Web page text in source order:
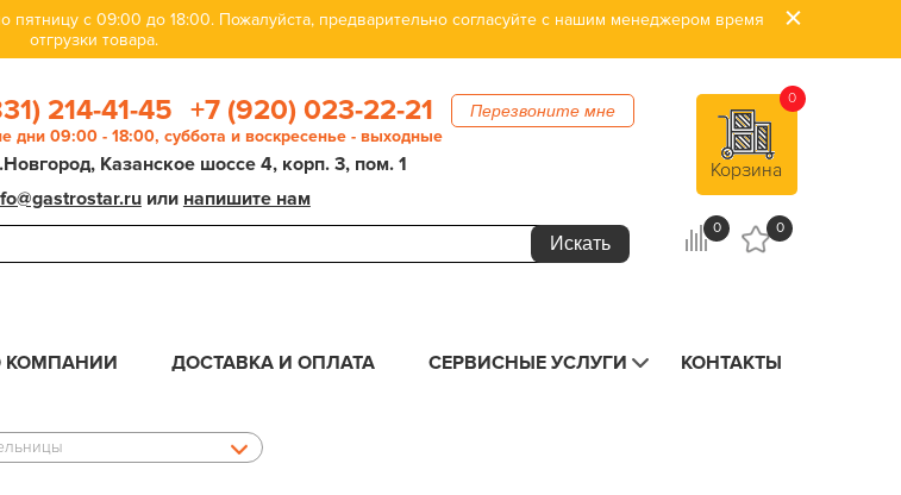
пятницу с 09:00 до 18:00. Пожалуйста, предварительно согласуйте с нашим менеджером время
отгрузки товара.
214-41-45 +7 (920) 023-22-21 Перезвоните мне
дни 09:00 - 18:00, суббота и воскресенье - выходные
Казанское шоссе 4, корп. 3, пом. 1
или напишите нам
Корзина
0
0 0
КОМПАНИИ ДОСТАВКА И ОПЛАТА СЕРВИСНЫЕ УСЛУГИ КОНТАКТЫ